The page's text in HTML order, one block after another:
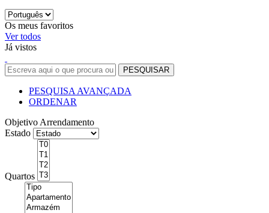
Os meus favoritos
Ver todos
Já vistos
PESQUISA AVANÇADA
ORDENAR
Objetivo Arrendamento
Estado
Quartos